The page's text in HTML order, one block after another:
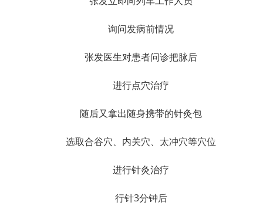
询问发病前情况
张发医生对患者问诊把脉后
进行点穴治疗
随后又拿出随身携带的针灸包
选取合谷穴、内关穴、太冲穴等穴位
进行针灸治疗
行针3分钟后